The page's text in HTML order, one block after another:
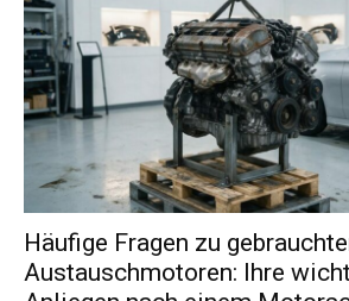
Häufige Fragen zu
Austauschmotoren: Ihre